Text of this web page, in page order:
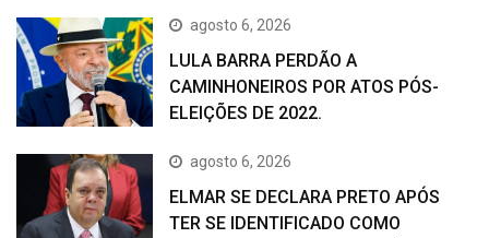
agosto 6, 2026
LULA BARRA PERDÃO A
CAMINHONEIROS POR ATOS PÓS-
ELEIÇÕES DE 2022.
agosto 6, 2026
ELMAR SE DECLARA PRETO APÓS
TER SE IDENTIFICADO COMO